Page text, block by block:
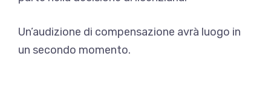
Un’audizione di compensazione avrà luogo in
un secondo momento.